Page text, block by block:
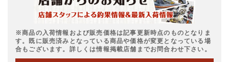
※商品の入荷情報および販売価格は記事更新時点のものとなりま
す。既に販売済みとなっている商品や価格が変更となっている場
合もございます。詳しくは情報掲載店舗までお問合わせ下さい。